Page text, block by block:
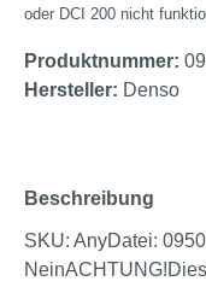
oder DCI 200 nicht
Produktnummer:
Hersteller: Denso
Beschreibung
SKU: AnyDatei: